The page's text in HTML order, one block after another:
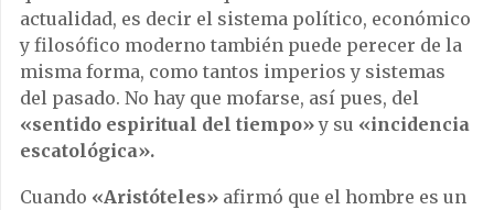
actualidad, es decir el sistema político, económico
y filosófico moderno también puede perecer de la
misma forma, como tantos imperios y sistemas
del pasado. No hay que mofarse, así pues, del
«sentido espiritual del tiempo»y su «incidencia
escatológica».
Cuando «Aristóteles» afirmó que el hombre es un